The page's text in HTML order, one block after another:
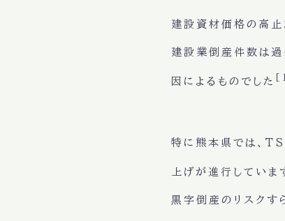
建設資材価格の高
建設業倒産件数は過
因によるものでした
特に熊本県では、
上げが進行していま
黒字倒産のリスクす